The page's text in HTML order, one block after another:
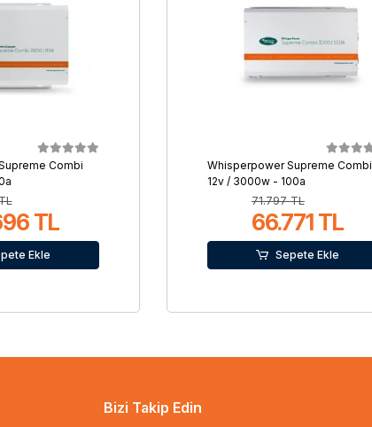
Combi
TL
Ekle
Whisperpower Supreme Combi
12v / 3000w - 100a
71.797 TL
66.771 TL
Sepete Ekle
Bizi Takip Edin